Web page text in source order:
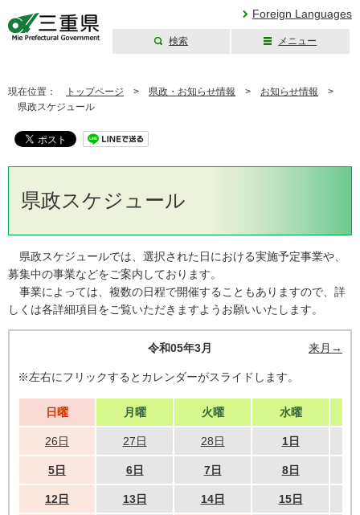
Foreign Languages
検索 メニュー
現在位置： トップページ > 県政・お知らせ情報 > お知らせ情報 >
県政スケジュール
県政スケジュール
県政スケジュールでは、選択された日における実施予定事業や、
募集中の事業などをご案内しております。
事業によっては、複数の日程で開催することもありますので、詳
しくは各詳細項目をご覧いただきますようお願いいたします。
令和05年3月 来月→
※左右にフリックするとカレンダーがスライドします。
日曜 月曜 火曜 水曜
26日 27日 28日 1日
5日 6日 7日 8日
12日 13日 14日 15日